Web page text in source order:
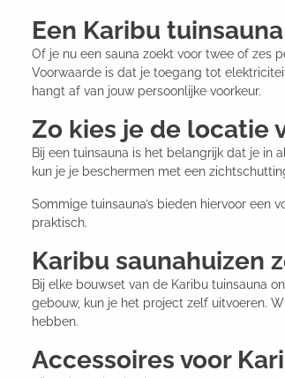
Een Karibu
Of je nu een sauna zoekt voor twee of zes
Voorwaarde is dat je toegang tot
hangt af van jouw persoonlijke voorkeur.
Zo kies je de locatie
Bij een tuinsauna is het belangrijk dat je in
kun je je beschermen met een
Sommige tuinsauna’s bieden hiervoor een
praktisch.
Karibu saunahuizen
Bij elke bouwset van de Karibu tuinsauna
gebouw, kun je het project zelf uitvoeren.
hebben.
Accessoires voor